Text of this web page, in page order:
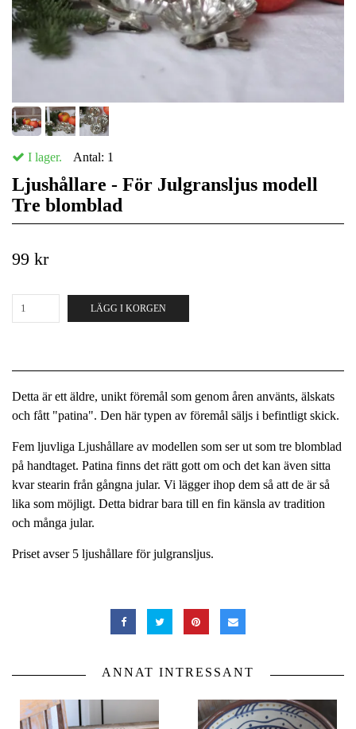
I lager. Antal: 1
Ljushållare - För Julgransljus modell
Tre blomblad
99 kr
LÄGG I KORGEN
Detta är ett äldre, unikt föremål som genom åren använts, älskats
och fått "patina". Den här typen av föremål säljs i befintligt skick.
Fem ljuvliga Ljushållare av modellen som ser ut som tre blomblad
på handtaget. Patina finns det rätt gott om och det kan även sitta
kvar stearin från gångna jular. Vi lägger ihop dem så att de är så
lika som möjligt. Detta bidrar bara till en fin känsla av tradition
och många jular.
Priset avser 5 ljushållare för julgransljus.
ANNAT INTRESSANT